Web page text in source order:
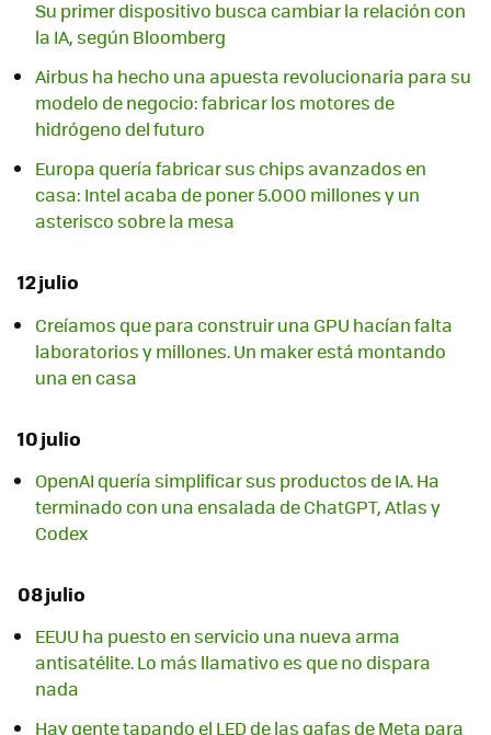
Su primer dispositivo busca cambiar la relación con
la IA, según Bloomberg
Airbus ha hecho una apuesta revolucionaria para su
modelo de negocio: fabricar los motores de
hidrógeno del futuro
Europa quería fabricar sus chips avanzados en
casa: Intel acaba de poner 5.000 millones y un
asterisco sobre la mesa
12 julio
Creíamos que para construir una GPU hacían falta
laboratorios y millones. Un maker está montando
una en casa
10 julio
OpenAI quería simplificar sus productos de IA. Ha
terminado con una ensalada de ChatGPT, Atlas y
Codex
08 julio
EEUU ha puesto en servicio una nueva arma
antisatélite. Lo más llamativo es que no dispara
nada
Hay gente tapando el LED de las gafas de Meta para